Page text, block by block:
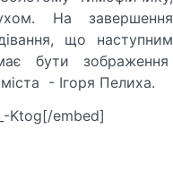
На завершення
що наступним
бути зображення
- Ігоря Пелиха.
Ktog[/embed]